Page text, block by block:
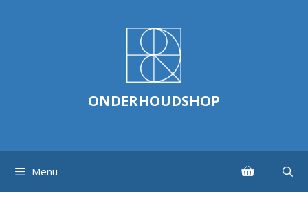
ONDERHOUDSHOP
Menu